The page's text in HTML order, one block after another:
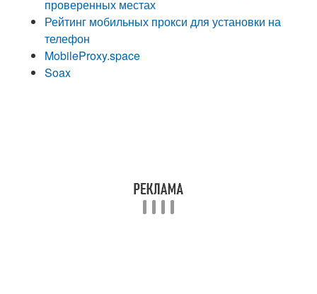
проверенных местах
Рейтинг мобильных прокси для установки на
телефон
MobileProxy.space
Soax